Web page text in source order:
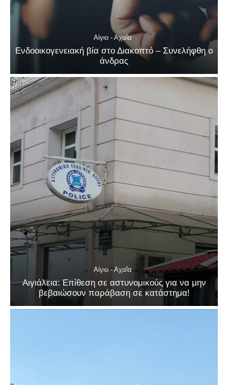
Αίγιο - Αχαΐα
Ενδοοικογενειακή βία στο Διακοπτό – Συνελήφθη ο
άνδρας
Αίγιο - Αχαΐα
Αιγιάλεια: Επίθεση σε αστυνομικούς για να μην
βεβαιώσουν παράβαση σε κατάστημα!